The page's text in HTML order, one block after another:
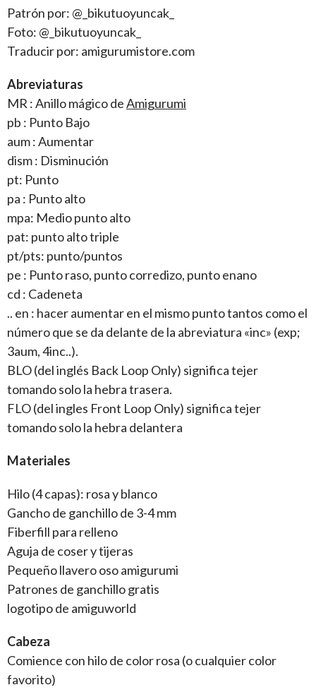
Patrón por: @_bikutuoyuncak_
Foto: @_bikutuoyuncak_
Traducir por: amigurumistore.com
Abreviaturas
MR : Anillo mágico deAmigurumi
pb : Punto Bajo
aum : Aumentar
dism : Disminución
pt: Punto
pa : Punto alto
mpa: Medio punto alto
pat: punto alto triple
pt/pts: punto/puntos
pe : Punto raso, punto corredizo, punto enano
cd : Cadeneta
.. en : hacer aumentar en el mismo punto tantos como el
número que se da delante de la abreviatura «inc» (exp;
3aum, 4inc..).
BLO (del inglés Back Loop Only) significa tejer
tomando solo la hebra trasera.
FLO (del ingles Front Loop Only) significa tejer
tomando solo la hebra delantera
Materiales
Hilo (4 capas): rosa y blanco
Gancho de ganchillo de 3-4 mm
Fiberfill para relleno
Aguja de coser y tijeras
Pequeño llavero oso amigurumi
Patrones de ganchillo gratis
logotipo de amiguworld
Cabeza
Comience con hilo de color rosa (o cualquier color
favorito)